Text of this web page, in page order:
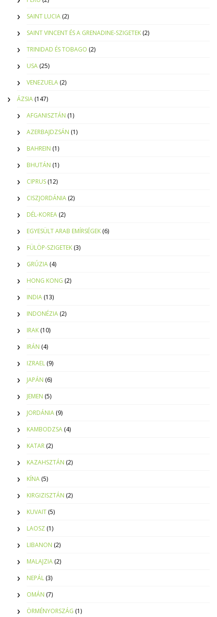
SAINT LUCIA (2)
SAINT VINCENT ÉS A GRENADINE-SZIGETEK (2)
TRINIDAD ÉS TOBAGO (2)
USA (25)
VENEZUELA (2)
ÁZSIA (147)
AFGANISZTÁN (1)
AZERBAJDZSÁN (1)
BAHREIN (1)
BHUTÁN (1)
CIPRUS (12)
CISZJORDÁNIA (2)
DÉL-KOREA (2)
EGYESÜLT ARAB EMÍRSÉGEK (6)
FÜLÖP-SZIGETEK (3)
GRÚZIA (4)
HONG KONG (2)
INDIA (13)
INDONÉZIA (2)
IRAK (10)
IRÁN (4)
IZRAEL (9)
JAPÁN (6)
JEMEN (5)
JORDÁNIA (9)
KAMBODZSA (4)
KATAR (2)
KAZAHSZTÁN (2)
KÍNA (5)
KIRGIZISZTÁN (2)
KUVAIT (5)
LAOSZ (1)
LIBANON (2)
MALAJZIA (2)
NEPÁL (3)
OMÁN (7)
ÖRMÉNYORSZÁG (1)